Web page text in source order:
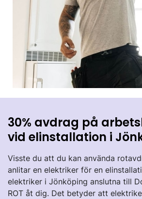
30% avdrag på
vid elinstallation i
Visste du att du kan använda
anlitar en elektriker för en
elektriker i Jönköping anslutna till
ROT åt dig. Det betyder att